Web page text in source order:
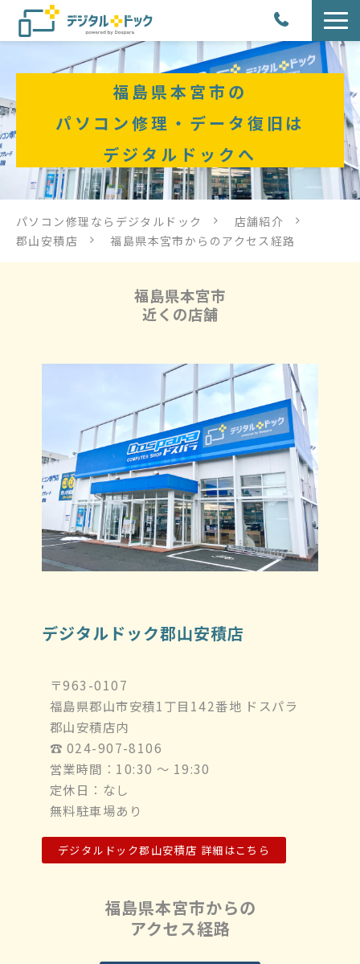
パソコン修理
サービス
サービス提供方法
店舗紹介
デジタルドックブログ
福島県本宮市の
パソコン修理・データ復旧は
デジタルドックへ
パソコン修理ならデジタルドック
店舗紹介
郡山安積店
福島県本宮市からのアクセス経路
福島県本宮市
近くの店舗
デジタルドック郡山安積店
〒963-0107
福島県郡山市安積1丁目142番地 ドスパラ
郡山安積店内
☎︎ 024-907-8106
営業時間：10:30 ～ 19:30
定休日：なし
無料駐車場あり
デジタルドック郡山安積店 詳細はこちら
福島県本宮市からの
アクセス経路